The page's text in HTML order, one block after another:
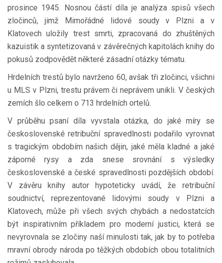
prosince 1945. Nosnou částí díla je analýza spisů všech
zločinců, jimž Mimořádné lidové soudy v Plzni a v
Klatovech uložily trest smrti, zpracovaná do zhuštěných
kazuistik a syntetizovaná v závěrečných kapitolách knihy do
pokusů zodpovědět některé zásadní otázky tématu.
Hrdelních trestů bylo navrženo 60, avšak tři zločinci, všichni
u MLS v Plzni, trestu právem či neprávem unikli. V českých
zemích šlo celkem o 713 hrdelních ortelů.
V průběhu psaní díla vyvstala otázka, do jaké míry se
československé retribuční spravedlnosti podařilo vyrovnat
s tragickým obdobím našich dějin, jaké měla kladné a jaké
záporné rysy a zda snese srovnání s výsledky
československé a české spravedlnosti pozdějších období.
V závěru knihy autor hypoteticky uvádí, že retribuční
soudnictví, reprezentované lidovými soudy v Plzni a
Klatovech, může při všech svých chybách a nedostatcích
být inspirativním příkladem pro moderní justici, která se
nevyrovnala se zločiny naší minulosti tak, jak by to potřeba
mravní obrody národa po těžkých obdobích obou totalitních